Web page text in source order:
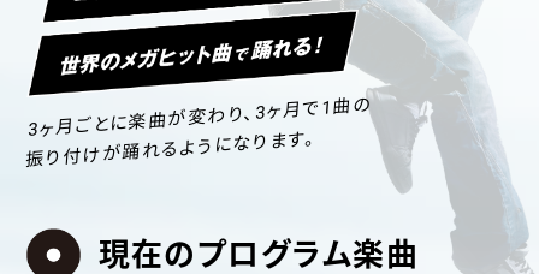
3ヶ月ごとに楽曲が変わり、3ヶ月で1曲の
振り付けが踊れるようになります。
現在のプログラム楽曲